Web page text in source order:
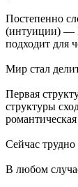
Постепенно
(интуиции) —
подходит для
Мир стал
Первая
структуры
Сейчас трудно
В любом